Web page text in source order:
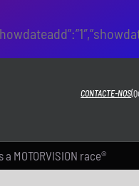
CONTACTE-NOS
MOTORVISION race®